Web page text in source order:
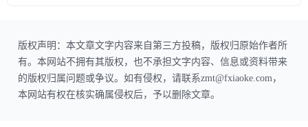
版权声明：本文章文字内容来自第三方投稿，版权归原始作者所
有。本网站不拥有其版权，也不承担文字内容、信息或资料带来
的版权归属问题或争议。如有侵权，请联系zmt@fxiaoke.com，
本网站有权在核实确属侵权后，予以删除文章。